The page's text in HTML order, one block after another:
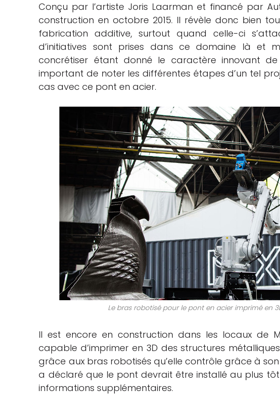
Conçu par l’artiste Joris Laarman et financé par
construction en octobre 2015. Il révèle donc bien
fabrication additive, surtout quand celle-ci
d’initiatives sont prises dans ce domaine là et
concrétiser étant donné le caractère innovant
important de noter les différentes étapes d’un tel
cas avec ce pont en acier.
Le bras robotisé pour le pont en acier imprimé en
Il est encore en construction dans les locaux de
capable d’imprimer en 3D des structures
grâce aux bras robotisés qu’elle contrôle grâce à
a déclaré que le pont devrait être installé au plus tôt
informations supplémentaires.